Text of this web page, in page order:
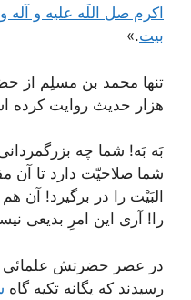
اکرم صل اللَه علیه و آله
بيت.»
تنها محمد بن مسلِم از
هزار حديث روايت کرده
بَه بَه! شما چه
شما صلاحيّت دارد تا آن
البَيْت را در برگيرد!
را! آرى اين امرِ بديعى
در عصر حضرتش علمائى
رسيدند که يگانه تکيه گاه